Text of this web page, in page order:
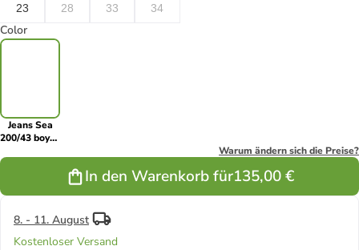
23 28 33 34
Color
Jeans Sea
200/43 boyfit
Warum ändern sich die Preise?
In den Warenkorb für135,00 €
8. - 11. August
Kostenloser Versand